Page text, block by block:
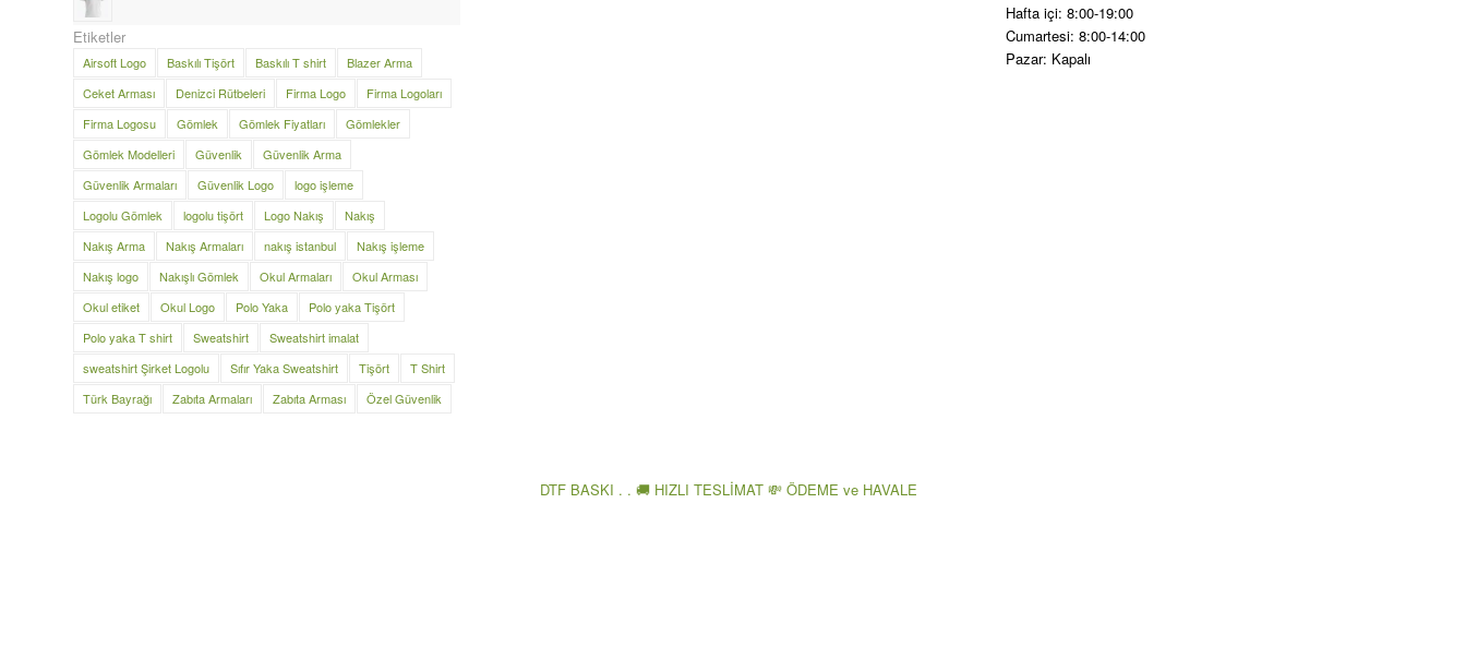
Etiketler
Airsoft Logo Baskılı Tişört Baskılı T shirt
Blazer Arma
Ceket Arması
Denizci Rütbeleri Firma Logo
Firma Logoları
Firma Logosu
Gömlek Gömlek Fiyatları
Gömlekler
Gömlek Modelleri
Güvenlik
Güvenlik Arma
Güvenlik Armaları
Güvenlik Logo
logo işleme
Logolu Gömlek
logolu tişört Logo Nakış
Nakış
Nakış Arma
Nakış Armaları nakış istanbul
Nakış işleme
Nakış logo
Nakışlı Gömlek Okul Armaları
Okul Arması
Okul etiket
Okul Logo Polo Yaka
Polo yaka Tişört
Polo yaka T shirt
Sweatshirt
Sweatshirt imalat
sweatshirt Şirket Logolu
Sıfır Yaka Sweatshirt Tişört
T Shirt
Türk Bayrağı
Zabıta Armaları Zabıta Arması Özel Güvenlik
DTF BASKI . . 🚚 HIZLI TESLİMAT 💸 ÖDEME ve HAVALE
Hafta içi: 8:00-19:00
Cumartesi: 8:00-14:00
Pazar: Kapalı